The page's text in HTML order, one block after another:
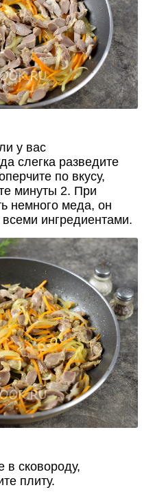
у вас
слегка разведите
по вкусу,
минуты 2. При
немного меда, он
ингредиентами.
в сковороду,
плиту.